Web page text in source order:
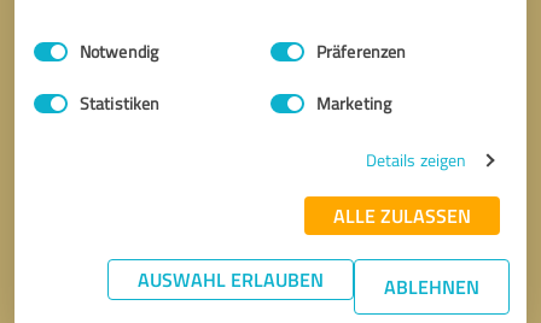
Impressum Datenschutzbestimmungen
Einwilligungsauswahl
Notwendig Präferenzen
Statistiken Marketing
Details zeigen
ALLE ZULASSEN
AUSWAHL ERLAUBEN ABLEHNEN
* Erforderliche Angaben
Nachricht senden